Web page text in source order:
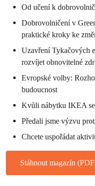
Od učení k
Dobrovolničení v
praktické kroky ke
Uzavření Tykačových
rozvíjet obnovitelné
Evropské volby:
budoucnost
Kvůli nábytku IKEA
Předali jsme výzvu
Chcete uspořádat
Stáhnout magazín